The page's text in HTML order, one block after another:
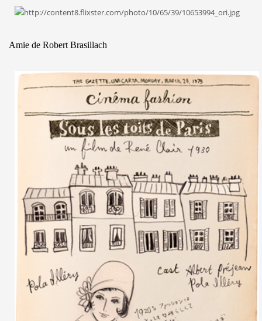
Amie de Robert Brasillach